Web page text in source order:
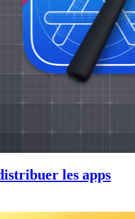
les apps